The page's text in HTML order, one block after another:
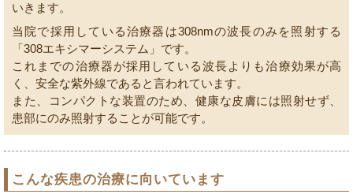
いきます。
当院で採用している治療器は308nmの波長のみを照射する
「308エキシマーシステム」です。
これまでの治療器が採用している波長よりも治療効果が高
く、安全な紫外線であると言われています。
また、コンパクトな装置のため、健康な皮膚には照射せず、
患部にのみ照射することが可能です。
こんな疾患の治療に向いています